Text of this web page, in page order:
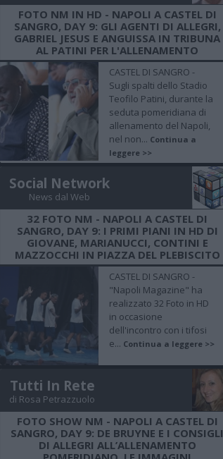
FOTO NM IN HD - NAPOLI A CASTEL DI
SANGRO, DAY 9: GLI AGENTI DI ALLEGRI,
GABRIEL JESUS E ANGUISSA IN TRIBUNA
AL PATINI PER L'ALLENAMENTO
CASTEL DI SANGRO -
Sugli spalti dello Stadio
Teofilo Patini, durante la
seduta pomeridiana di
allenamento del Napoli,
nel non... Continua a
leggere >>
Social Network
News dal Web
32 FOTO NM - NAPOLI A CASTEL DI
SANGRO, DAY 9: I PRIMI PIANI IN HD DI
GIOVANE, MARIANUCCI, CONTINI E
MAZZOCCHI IN PIAZZA DEL PLEBISCITO
CASTEL DI SANGRO -
"Napoli Magazine" ha
realizzato 32 Foto in HD
in occasione
dell'incontro con i tifosi
e... Continua a leggere >>
Tutti In Rete
di Rosa Petrazzuolo
FOTO SHOW NM - NAPOLI A CASTEL DI
SANGRO, DAY 9: DE BRUYNE E I CONSIGLI
DI ALLEGRI ALL’ALLENAMENTO